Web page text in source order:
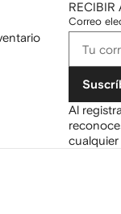
RECIBIR
Correo
Al